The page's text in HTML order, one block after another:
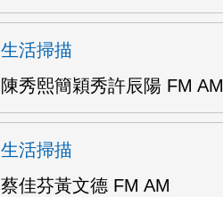
生活掃描
陳秀熙簡穎秀許辰陽 FM AM
生活掃描
蔡佳芬黃文德 FM AM